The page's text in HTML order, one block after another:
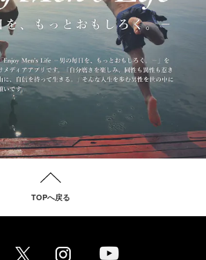
TOPへ戻る